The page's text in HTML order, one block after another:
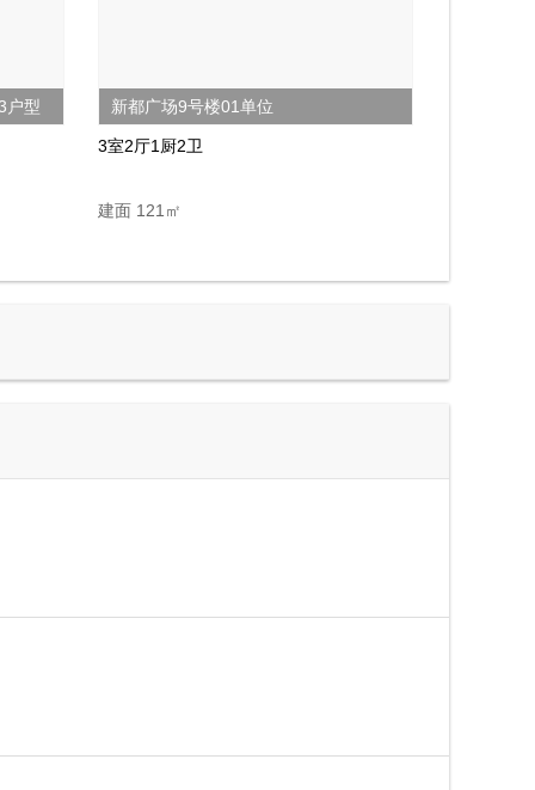
户型 新都广场9号楼01单位
3室2厅1厨2卫
建面 121㎡